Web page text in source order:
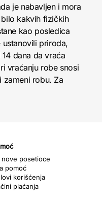
je nabavljen i mora
kakvih fizičkih
kao posledica
priroda,
dana da vraća
vraćanju robe snosi
zameni robu. Za
nove posetioce
pomoć
korišćenja
plaćanja